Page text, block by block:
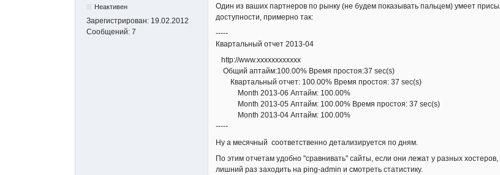
Неактивен
Зарегистрирован: 19.02.2012
Сообщений: 7
Один из ваших партнеров по рынку (не будем показывать пальцем) умеет
доступности, примерно так:
-----
Квартальный отчет 2013-04
http://www.хххххххххххх
Общий аптайм:100.00% Время простоя:37 sec(s)
Квартальный отчет: 100.00% Время простоя: 37 sec(s)
Month 2013-06 Аптайм: 100.00%
Month 2013-05 Аптайм: 100.00% Время простоя: 37 sec(s)
Month 2013-04 Аптайм: 100.00%
-----
Ну а месячный соответственно детализируется по дням.
По этим отчетам удобно "сравнивать" сайты, если они лежат у разных
лишний раз заходить на ping-admin и смотреть статистику.